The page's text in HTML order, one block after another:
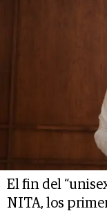
El fin del
NITA, los